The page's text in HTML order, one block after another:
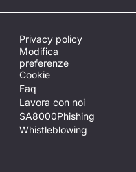
Privacy policy
Modifica
preferenze
Cookie
Faq
Lavora con noi
SA8000Phishing
Whistleblowing